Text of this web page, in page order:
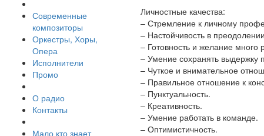
Современные
композиторы
Оркестры, Хоры,
Опера
Исполнители
Промо
О радио
Контакты
Мало кто знает
Личностные качества:
– Стремление к личному
– Настойчивость в
– Готовность и желание много
– Умение сохранять выдержку
– Чуткое и внимательное
– Правильное отношение к
– Пунктуальность.
– Креативность.
– Умение работать в команде.
– Оптимистичность.